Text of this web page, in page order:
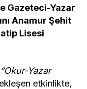
Gazeteci-Yazar
Anamur Şehit
Lisesi
“Okur-Yazar
etkinlikte,